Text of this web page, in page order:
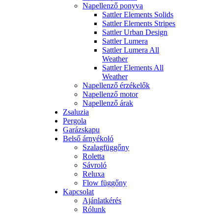
Napellenző ponyva
Sattler Elements Solids
Sattler Elements Stripes
Sattler Urban Design
Sattler Lumera
Sattler Lumera All
Weather
Sattler Elements All
Weather
Napellenző érzékelők
Napellenző motor
Napellenző árak
Zsaluzia
Pergola
Garázskapu
Belső árnyékoló
Szalagfüggőny
Roletta
Sávroló
Reluxa
Flow függőny
Kapcsolat
Ajánlatkérés
Rólunk